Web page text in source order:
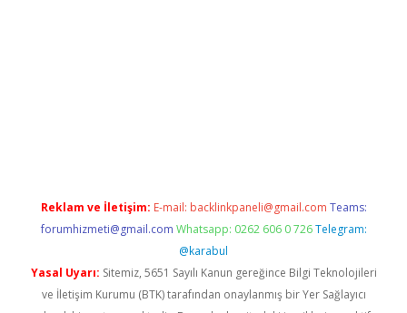
Reklam ve İletişim: E-mail: backlinkpaneli@gmail.com Teams:
forumhizmeti@gmail.com Whatsapp: 0262 606 0 726 Telegram:
@karabul
Yasal Uyarı: Sitemiz, 5651 Sayılı Kanun gereğince Bilgi Teknolojileri
ve İletişim Kurumu (BTK) tarafından onaylanmış bir Yer Sağlayıcı